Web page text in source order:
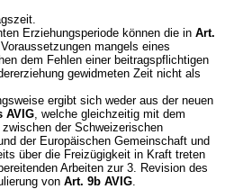
Erziehungsperiode können die in Art.
mangels eines
dem Fehlen einer beitragspflichtigen
gewidmeten Zeit nicht als
ergibt sich weder aus der neuen
AVIG, welche gleichzeitig mit dem
der Schweizerischen
der Europäischen Gemeinschaft und
über die Freizügigkeit in Kraft treten
Arbeiten zur 3. Revision des
von Art. 9b AVIG.